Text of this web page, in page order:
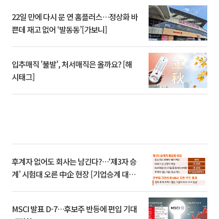
22일 만에 다시 문 연 홈플러스…정상화 바
쁜데 재고 없어 ‘발동동’[가보니]
입추매직 '불발', 처서매직은 올까요? [해
시태그]
후계자 없어도 회사는 남긴다?…‘제3자 승
계’ 시험대 오른 中企 현장 [기업승계 대전
MSCI 발표 D-7…후보주 반등에 편입 기대